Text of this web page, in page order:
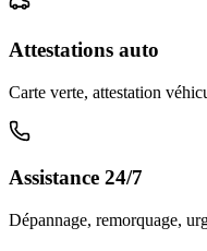
Attestations auto
Carte verte, attestation
Assistance 24/7
Dépannage, remorquage,